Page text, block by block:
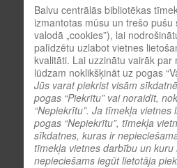
MĒS ESAM POPULĀRI!
ATTĒLI NO PASĀKUMIEM
LNB DIGITĀLĀ BIBLIOTĒKA
KULTŪRA TĪMEKLĪ
VĒRTS IZLASĪT!
PROFESIONĀLIE RESURSI
O.SLIŠĀNS
Balvu centrālās bibliotēkas
izmantotas mūsu un trešo pušu
valodā „cookies”), lai
palīdzētu uzlabot vietnes
kvalitāti. Lai uzzinātu vairāk par
lūdzam noklikšķināt uz pogas
Jūs varat piekrist visām
pogas “Piekrītu” vai noraidīt,
“Nepiekrītu”. Ja tīmekļa
pogas “Nepiekrītu”, tīmekļa
sīkdatnes, kuras ir
tīmekļa vietnes darbību un kuru
nepieciešams iegūt lietotāja